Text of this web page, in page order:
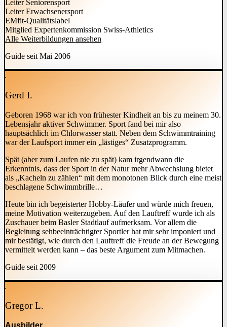
Leiter Seniorensport
Leiter Erwachsenersport
EMfit-Qualitätslabel
Mitglied Expertenkommission Swiss-Athletics
Alle Weiterbildungen ansehen
Guide seit Mai 2006
Gerd I.
Geboren 1968 war ich von frühester Kindheit an bis zu meinem 30.
Lebensjahr aktiver Schwimmer. Sport fand bei mir also
hauptsächlich im Chlorwasser statt. Neben dem Schwimmtraining
war der Laufsport immer ein „lästiges“ Zusatzprogramm.
Spät (aber zum Laufen nie zu spät) kam irgendwann die
Erkenntnis, dass der Sport in der Natur mehr Abwechslung bietet
als „Kacheln zu zählen“ mit dem monotonen Blick durch eine meist
beschlagene Schwimmbrille…
Heute bin ich begeisterter Hobby-Läufer und würde mich freuen,
meine Motivation weiterzugeben. Auf den Lauftreff wurde ich als
Zuschauer beim Basler Stadtlauf aufmerksam. Vor allem die
Begleitung sehbeeinträchtigter Sportler hat mir sehr imponiert und
mir bestätigt, wie durch den Lauftreff die Freude an der Bewegung
vermittelt werden kann – das beste Argument zum Mitmachen.
Guide seit 2009
Gregor L.